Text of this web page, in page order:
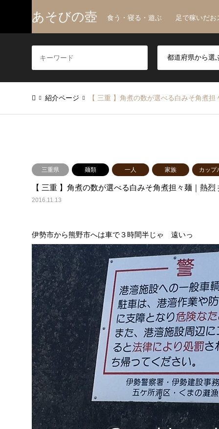
あそびの壺 食う・寝る・遊ぶ 足で稼いだお
紹介ページ 【 三重 】角煮の数が選べる白みそ角煮
三重県 麺類 一人 家族 カップ
【 三重 】角煮の数が選べる白みそ角煮担々麺｜熱烈
2016.11.13
伊勢市から熊野市へは車で３時間半じゃ 遠いっ